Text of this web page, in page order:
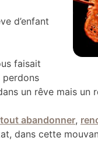
d’enfant
faisait
perdons
un rêve mais un
tout abandonner,
dans cette